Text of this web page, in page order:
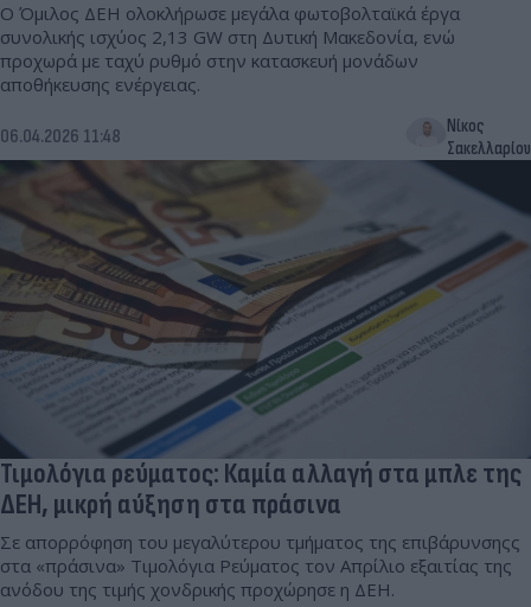
Ο Όμιλος ΔΕΗ ολοκλήρωσε μεγάλα φωτοβολταϊκά έργα
συνολικής ισχύος 2,13 GW στη Δυτική Μακεδονία, ενώ
προχωρά με ταχύ ρυθμό στην κατασκευή μονάδων
αποθήκευσης ενέργειας.
06.04.2026 11:48
Νίκος
Σακελλαρίου
Τιμολόγια ρεύματος: Καμία αλλαγή στα μπλε της
ΔΕΗ, μικρή αύξηση στα πράσινα
Σε απορρόφηση του μεγαλύτερου τμήματος της επιβάρυνσηςς
στα «πράσινα» Τιμολόγια Ρεύματος τον Απρίλιο εξαιτίας της
ανόδου της τιμής χονδρικής προχώρησε η ΔΕΗ.